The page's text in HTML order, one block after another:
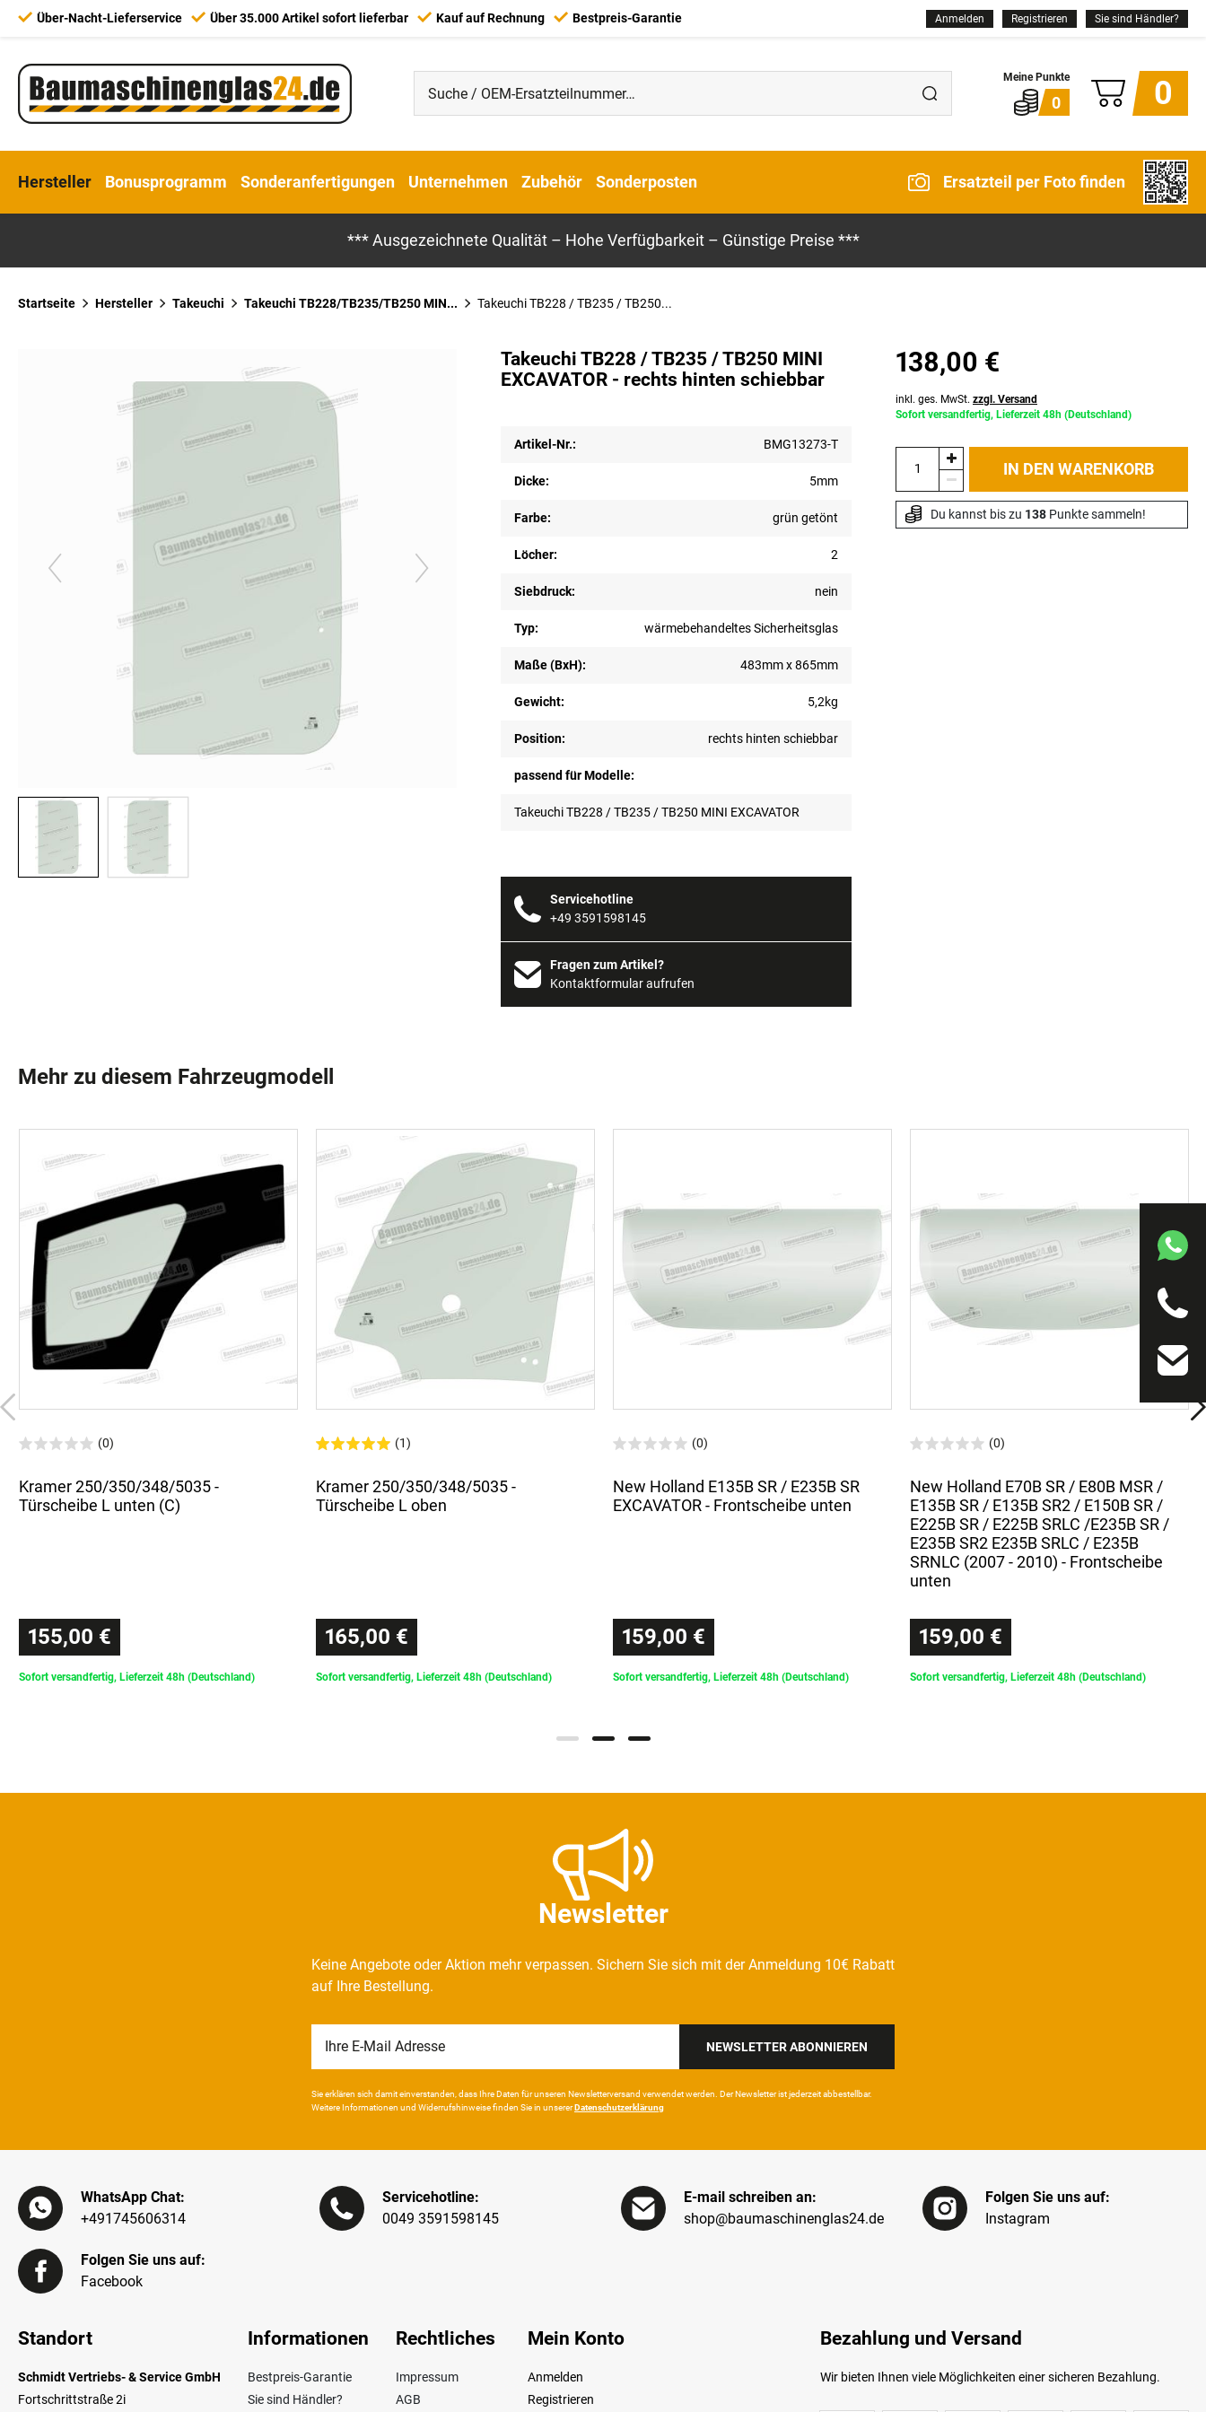
Über-Nacht-Lieferservice Über 35.000 Artikel sofort lieferbar Kauf auf Rechnung Bestpreis-Garantie Anmelden Registrieren Sie sind Händler?
0 0
Hersteller Bonusprogramm Sonderanfertigungen Unternehmen Zubehör Sonderposten Ersatzteil per Foto finden
*** Ausgezeichnete Qualität – Hohe Verfügbarkeit – Günstige Preise ***
Startseite Hersteller Takeuchi Takeuchi TB228/TB235/TB250 MIN... Takeuchi TB228 / TB235 / TB250...
Takeuchi TB228 / TB235 / TB250 MINI
EXCAVATOR - rechts hinten schiebbar
Artikel-Nr.: BMG13273-T
Dicke: 5mm
Farbe: grün getönt
Löcher: 2
Siebdruck: nein
Typ: wärmebehandeltes Sicherheitsglas
Maße (BxH): 483mm x 865mm
Gewicht: 5,2kg
Position: rechts hinten schiebbar
passend für Modelle:
Takeuchi TB228 / TB235 / TB250 MINI EXCAVATOR
Servicehotline
+49 3591598145
Fragen zum Artikel?
Kontaktformular aufrufen
138,00 €
inkl. ges. MwSt. zzgl. Versand
Sofort versandfertig, Lieferzeit 48h (Deutschland)
IN DEN WARENKORB
Du kannst bis zu 138 Punkte sammeln!
Mehr zu diesem Fahrzeugmodell
(0)
Kramer 250/350/348/5035 -
Türscheibe L unten (C)
155,00 €
Sofort versandfertig, Lieferzeit 48h (Deutschland)
(1)
Kramer 250/350/348/5035 -
Türscheibe L oben
165,00 €
Sofort versandfertig, Lieferzeit 48h (Deutschland)
(0)
New Holland E135B SR / E235B SR
EXCAVATOR - Frontscheibe unten
159,00 €
Sofort versandfertig, Lieferzeit 48h (Deutschland)
(0)
New Holland E70B SR / E80B MSR /
E135B SR / E135B SR2 / E150B SR /
E225B SR / E225B SRLC /E235B SR /
E235B SR2 E235B SRLC / E235B
SRNLC (2007 - 2010) - Frontscheibe
unten
159,00 €
Sofort versandfertig, Lieferzeit 48h (Deutschland)
Newsletter
Keine Angebote oder Aktion mehr verpassen. Sichern Sie sich mit der Anmeldung 10€ Rabatt
auf Ihre Bestellung.
Honig
NEWSLETTER ABONNIEREN
Sie erklären sich damit ein­ver­standen, dass Ihre Da­ten für unseren News­letter­versand ver­wen­det werden. Der News­letter ist jeder­zeit ab­bestel­lbar.
Weitere Infor­mationen und Wider­rufshin­weise finden Sie in unsererDaten­schutz­erklärung
WhatsApp Chat:
+491745606314
Servicehotline:
0049 3591598145
E-mail schreiben an:
shop@baumaschinenglas24.de
Folgen Sie uns auf:
Instagram
Folgen Sie uns auf:
Facebook
Standort
Schmidt Vertriebs- & Service GmbH
Fortschrittstraße 2i
Informationen
Bestpreis-Garantie
Sie sind Händler?
Rechtliches
Impressum
AGB
Mein Konto
Anmelden
Registrieren
Bezahlung und Versand
Wir bieten Ihnen viele Möglichkeiten einer sicheren Bezahlung.